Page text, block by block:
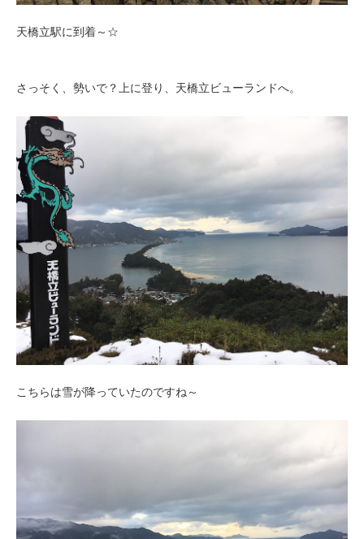
天橋立駅に到着～☆
さっそく、勢いで？上に登り、天橋立ビューランドへ。
こちらは雪が降っていたのですね～